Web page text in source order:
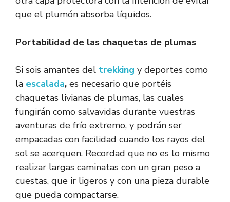
que el plumón absorba líquidos.
Portabilidad de las chaquetas de plumas
Si sois amantes del trekking y deportes como
la escalada, es necesario que portéis
chaquetas livianas de plumas, las cuales
fungirán como salvavidas durante vuestras
aventuras de frío extremo, y podrán ser
empacadas con facilidad cuando los rayos del
sol se acerquen. Recordad que no es lo mismo
realizar largas caminatas con un gran peso a
cuestas, que ir ligeros y con una pieza durable
que pueda compactarse.